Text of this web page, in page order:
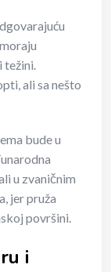
težini.
ali sa nešto
bude u
u zvaničnim
jer pruža
površini.
i